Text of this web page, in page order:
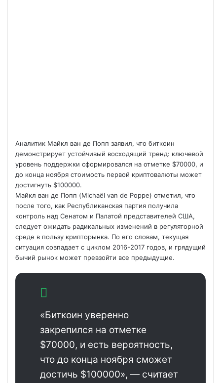
Аналитик Майкл ван де Попп заявил, что биткоин
демонстрирует устойчивый восходящий тренд: ключевой
уровень поддержки сформировался на отметке $70000, и
до конца ноября стоимость первой криптовалюты может
достигнуть $100000.
Майкл ван де Попп (Michaël van de Poppe) отметил, что
после того, как Республиканская партия получила
контроль над Сенатом и Палатой представителей США,
следует ожидать радикальных изменений в регуляторной
среде в пользу крипторынка. По его словам, текущая
ситуация совпадает с циклом 2016-2017 годов, и грядущий
бычий рынок может превзойти все предыдущие.
«Биткоин уверенно
закрепился на отметке
$70000, и есть вероятность,
что до конца ноября сможет
достичь $100000», — считает